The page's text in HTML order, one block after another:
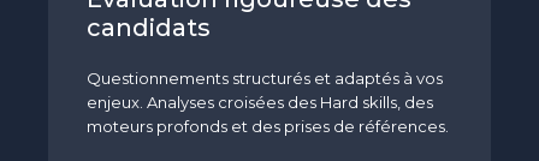
candidats
Questionnements structurés et adaptés à vos
enjeux. Analyses croisées des Hard skills, des
moteurs profonds et des prises de références.